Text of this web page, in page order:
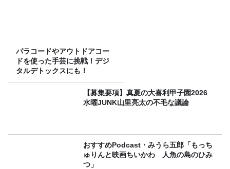
パラコードやアウトドアコー
ドを使った手芸に挑戦！デジ
タルデトックスにも！
【募集要項】真夏の大喜利甲子園2026
水曜JUNK山里亮太の不毛な議論
おすすめPodcast・みうら五郎「もっち
ゅりんと映画ちいかわ 人魚の島のひみ
つ」